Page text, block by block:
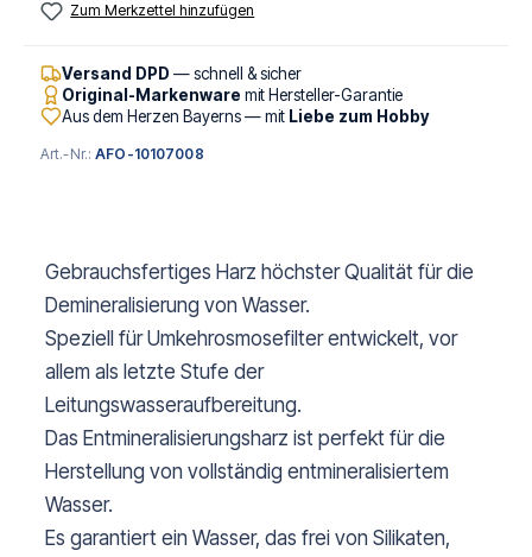
Zum Merkzettel hinzufügen
Versand DPD — schnell & sicher
Original-Markenware mit Hersteller-Garantie
Aus dem Herzen Bayerns — mit Liebe zum Hobby
Art.-Nr.:AFO-10107008
Gebrauchsfertiges Harz höchster Qualität für die
Demineralisierung von Wasser.
Speziell für Umkehrosmosefilter entwickelt, vor
allem als letzte Stufe der
Leitungswasseraufbereitung.
Das Entmineralisierungsharz ist perfekt für die
Herstellung von vollständig entmineralisiertem
Wasser.
Es garantiert ein Wasser, das frei von Silikaten,